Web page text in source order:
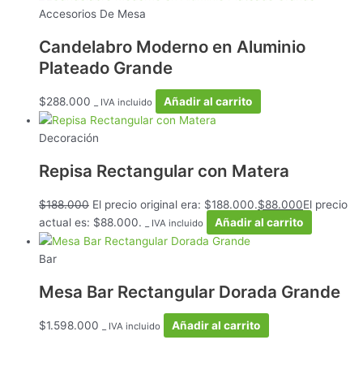
Accesorios De Mesa
Candelabro Moderno en Aluminio
Plateado Grande
$288.000 _ IVA incluido Añadir al carrito
Decoración
Repisa Rectangular con Matera
$188.000 El precio original era: $188.000.$88.000El precio
actual es: $88.000.
_ IVA incluido Añadir al carrito
Bar
Mesa Bar Rectangular Dorada Grande
$1.598.000 _ IVA incluido Añadir al carrito